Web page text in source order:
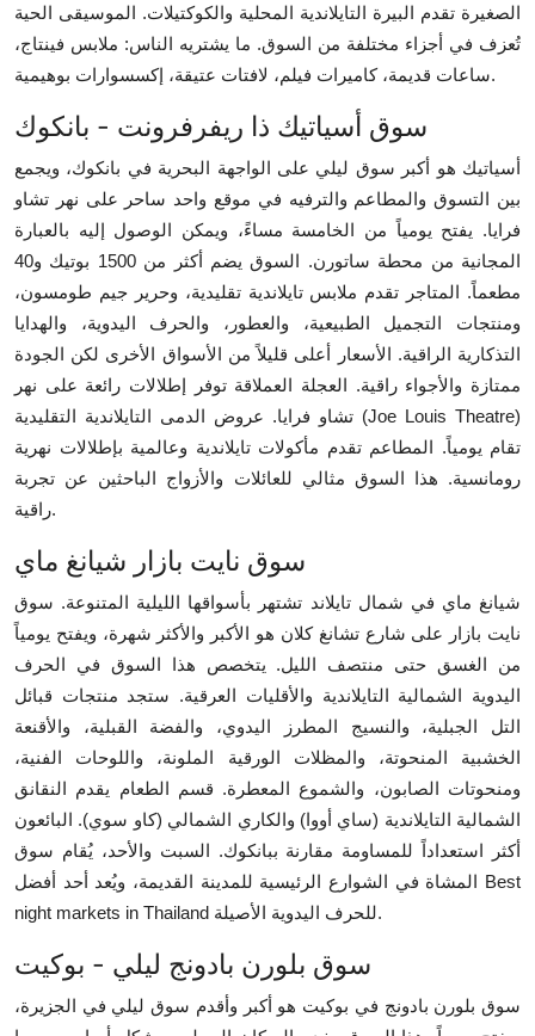
الصغيرة تقدم البيرة التايلاندية المحلية والكوكتيلات. الموسيقى الحية
تُعزف في أجزاء مختلفة من السوق. ما يشتريه الناس: ملابس فينتاج،
ساعات قديمة، كاميرات فيلم، لافتات عتيقة، إكسسوارات بوهيمية.
سوق أسياتيك ذا ريفرفرونت - بانكوك
أسياتيك هو أكبر سوق ليلي على الواجهة البحرية في بانكوك، ويجمع
بين التسوق والمطاعم والترفيه في موقع واحد ساحر على نهر تشاو
فرايا. يفتح يومياً من الخامسة مساءً، ويمكن الوصول إليه بالعبارة
المجانية من محطة ساتورن. السوق يضم أكثر من 1500 بوتيك و40
مطعماً. المتاجر تقدم ملابس تايلاندية تقليدية، وحرير جيم طومسون،
ومنتجات التجميل الطبيعية، والعطور، والحرف اليدوية، والهدايا
التذكارية الراقية. الأسعار أعلى قليلاً من الأسواق الأخرى لكن الجودة
ممتازة والأجواء راقية. العجلة العملاقة توفر إطلالات رائعة على نهر
تشاو فرايا. عروض الدمى التايلاندية التقليدية (Joe Louis Theatre)
تقام يومياً. المطاعم تقدم مأكولات تايلاندية وعالمية بإطلالات نهرية
رومانسية. هذا السوق مثالي للعائلات والأزواج الباحثين عن تجربة
راقية.
سوق نايت بازار شيانغ ماي
شيانغ ماي في شمال تايلاند تشتهر بأسواقها الليلية المتنوعة. سوق
نايت بازار على شارع تشانغ كلان هو الأكبر والأكثر شهرة، ويفتح يومياً
من الغسق حتى منتصف الليل. يتخصص هذا السوق في الحرف
اليدوية الشمالية التايلاندية والأقليات العرقية. ستجد منتجات قبائل
التل الجبلية، والنسيج المطرز اليدوي، والفضة القبلية، والأقنعة
الخشبية المنحوتة، والمظلات الورقية الملونة، واللوحات الفنية،
ومنحوتات الصابون، والشموع المعطرة. قسم الطعام يقدم النقانق
الشمالية التايلاندية (ساي أووا) والكاري الشمالي (كاو سوي). البائعون
أكثر استعداداً للمساومة مقارنة ببانكوك. السبت والأحد، يُقام سوق
المشاة في الشوارع الرئيسية للمدينة القديمة، ويُعد أحد أفضل Best
night markets in Thailand للحرف اليدوية الأصيلة.
سوق بلورن بادونج ليلي - بوكيت
سوق بلورن بادونج في بوكيت هو أكبر وأقدم سوق ليلي في الجزيرة،